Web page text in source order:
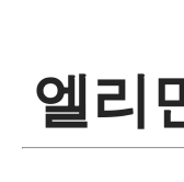
엘리